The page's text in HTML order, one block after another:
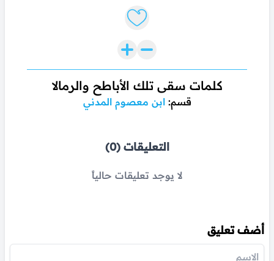
Like lyrics
كلمات سقى تلك الأباطح والرمالا
قسم:ابن معصوم المدني
التعليقات (0)
لا يوجد تعليقات حالياً
أضف تعليق